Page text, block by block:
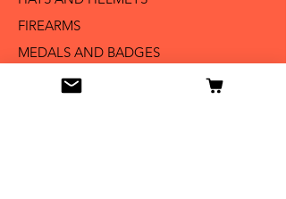
FIREARMS
MEDALS AND BADGES
BAYONETS